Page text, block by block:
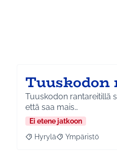
Tuuskodon rantareitillä
että saa mais…
Ei etene jatkoon
Rajaa tulokset aihepiirin
Hyrylä Rajaa tulokset
Ympäristö